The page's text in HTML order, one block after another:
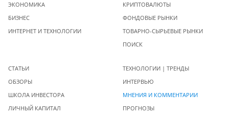
ЭКОНОМИКА
БИЗНЕС
ИНТЕРНЕТ И ТЕХНОЛОГИИ
КРИПТОВАЛЮТЫ
ФОНДОВЫЕ РЫНКИ
ТОВАРНО-СЫРЬЕВЫЕ РЫНКИ
ПОИСК
СТАТЬИ
ОБЗОРЫ
ШКОЛА ИНВЕСТОРА
ЛИЧНЫЙ КАПИТАЛ
ТЕХНОЛОГИИ | ТРЕНДЫ
ИНТЕРВЬЮ
МНЕНИЯ И КОММЕНТАРИИ
ПРОГНОЗЫ